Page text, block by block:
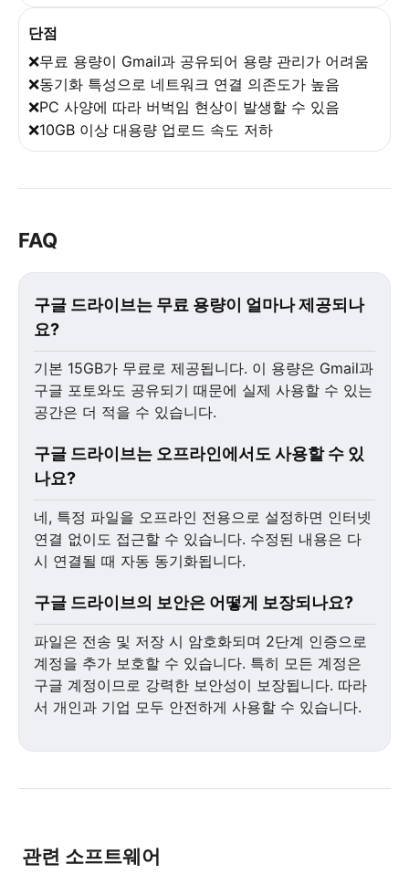
단점
❌무료 용량이 Gmail과 공유되어 용량 관리가 어려움
❌동기화 특성으로 네트워크 연결 의존도가 높음
❌PC 사양에 따라 버벅임 현상이 발생할 수 있음
❌10GB 이상 대용량 업로드 속도 저하
FAQ
구글 드라이브는 무료 용량이 얼마나 제공되나
요?
기본 15GB가 무료로 제공됩니다. 이 용량은 Gmail과
구글 포토와도 공유되기 때문에 실제 사용할 수 있는
공간은 더 적을 수 있습니다.
구글 드라이브는 오프라인에서도 사용할 수 있
나요?
네, 특정 파일을 오프라인 전용으로 설정하면 인터넷
연결 없이도 접근할 수 있습니다. 수정된 내용은 다
시 연결될 때 자동 동기화됩니다.
구글 드라이브의 보안은 어떻게 보장되나요?
파일은 전송 및 저장 시 암호화되며 2단계 인증으로
계정을 추가 보호할 수 있습니다. 특히 모든 계정은
구글 계정이므로 강력한 보안성이 보장됩니다. 따라
서 개인과 기업 모두 안전하게 사용할 수 있습니다.
관련 소프트웨어